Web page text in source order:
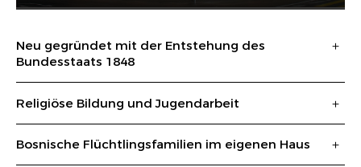
Neu gegründet mit der Entstehung des
Bundesstaats 1848
Religiöse Bildung und Jugendarbeit
Bosnische Flüchtlingsfamilien im eigenen Haus